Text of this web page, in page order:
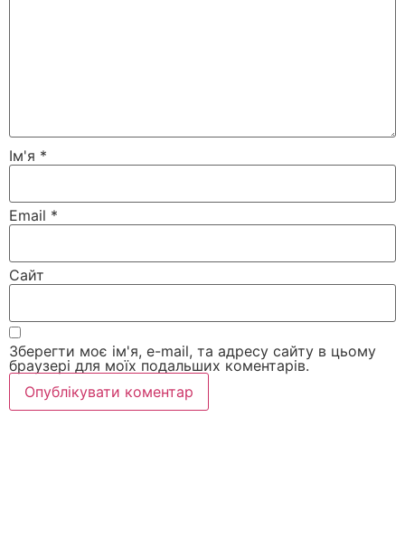
Ім'я *
Email *
Сайт
Зберегти моє ім'я, e-mail, та адресу сайту в цьому
браузері для моїх подальших коментарів.